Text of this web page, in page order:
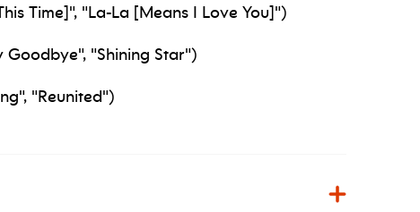
Time]", "La-La [Means I Love You]")
Goodbye", "Shining Star")
"Reunited")